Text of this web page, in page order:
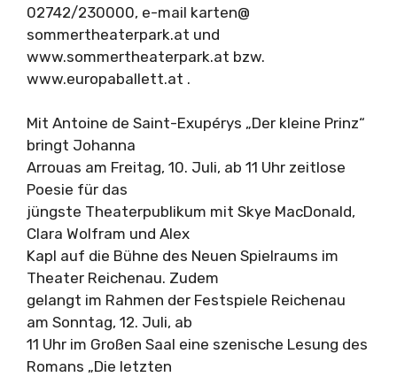
02742/230000, e-mail karten@
sommertheaterpark.at und
www.sommertheaterpark.at bzw.
www.europaballett.at .
Mit Antoine de Saint-Exupérys „Der kleine Prinz“
bringt Johanna
Arrouas am Freitag, 10. Juli, ab 11 Uhr zeitlose
Poesie für das
jüngste Theaterpublikum mit Skye MacDonald,
Clara Wolfram und Alex
Kapl auf die Bühne des Neuen Spielraums im
Theater Reichenau. Zudem
gelangt im Rahmen der Festspiele Reichenau
am Sonntag, 12. Juli, ab
11 Uhr im Großen Saal eine szenische Lesung des
Romans „Die letzten